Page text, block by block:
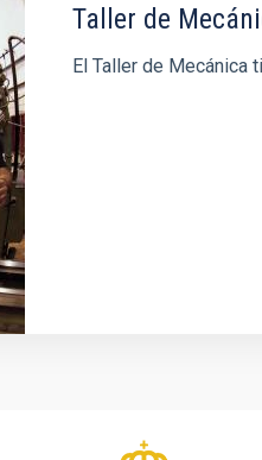
Taller de
El Taller de Mecánica